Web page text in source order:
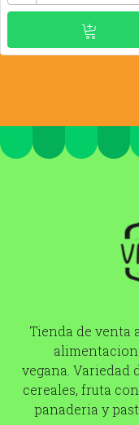
Tienda de venta
alimentacion
vegana. Variedad
cereales, fruta
panaderia y